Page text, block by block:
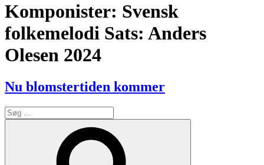
Komponister: Svensk
folkemelodi Sats: Anders
Olesen 2024
Nu blomstertiden kommer
Søg
efter: